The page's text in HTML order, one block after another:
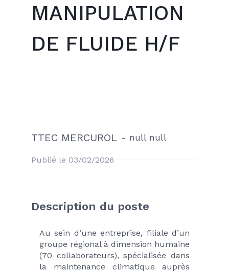
MANIPULATION
DE FLUIDE H/F
TTEC MERCUROL - null null
Publié le 03/02/2026
Description du poste
Au sein d’une entreprise, filiale d’un
groupe régional à dimension humaine
(70 collaborateurs), spécialisée dans
la maintenance climatique auprès